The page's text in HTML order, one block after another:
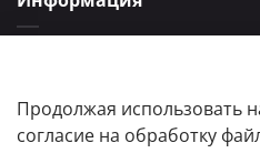
Пользовательское соглашение
Продолжая использовать
согласие на обработку